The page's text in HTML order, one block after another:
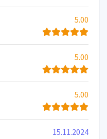
5.00
5.00
5.00
15.11.2024